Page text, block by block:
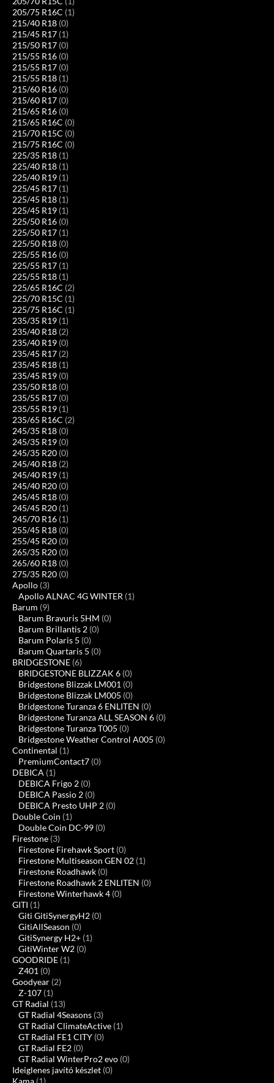
205/75 R16C (1)
215/40 R18 (0)
215/45 R17 (1)
215/50 R17 (0)
215/55 R16 (0)
215/55 R17 (0)
215/55 R18 (1)
215/60 R16 (0)
215/60 R17 (0)
215/65 R16 (0)
215/65 R16C (0)
215/70 R15C (0)
215/75 R16C (0)
225/35 R18 (1)
225/40 R18 (1)
225/40 R19 (1)
225/45 R17 (1)
225/45 R18 (1)
225/45 R19 (1)
225/50 R16 (0)
225/50 R17 (1)
225/50 R18 (0)
225/55 R16 (0)
225/55 R17 (1)
225/55 R18 (1)
225/65 R16C (2)
225/70 R15C (1)
225/75 R16C (1)
235/35 R19 (1)
235/40 R18 (2)
235/40 R19 (0)
235/45 R17 (2)
235/45 R18 (1)
235/45 R19 (0)
235/50 R18 (0)
235/55 R17 (0)
235/55 R19 (1)
235/65 R16C (2)
245/35 R18 (0)
245/35 R19 (0)
245/35 R20 (0)
245/40 R18 (2)
245/40 R19 (1)
245/40 R20 (0)
245/45 R18 (0)
245/45 R20 (1)
245/70 R16 (1)
255/45 R18 (0)
255/45 R20 (0)
265/35 R20 (0)
265/60 R18 (0)
275/35 R20 (0)
Apollo (3)
Apollo ALNAC 4G WINTER (1)
Barum (9)
Barum Bravuris 5HM (0)
Barum Brillantis 2 (0)
Barum Polaris 5 (0)
Barum Quartaris 5 (0)
BRIDGESTONE (6)
BRIDGESTONE BLIZZAK 6 (0)
Bridgestone Blizzak LM001 (0)
Bridgestone Blizzak LM005 (0)
Bridgestone Turanza 6 ENLITEN (0)
Bridgestone Turanza ALL SEASON 6 (0)
Bridgestone Turanza T005 (0)
Bridgestone Weather Control A005 (0)
Continental (1)
PremiumContact7 (0)
DEBICA (1)
DEBICA Frigo 2 (0)
DEBICA Passio 2 (0)
DEBICA Presto UHP 2 (0)
Double Coin (1)
Double Coin DC-99 (0)
Firestone (3)
Firestone Firehawk Sport (0)
Firestone Multiseason GEN 02 (1)
Firestone Roadhawk (0)
Firestone Roadhawk 2 ENLITEN (0)
Firestone Winterhawk 4 (0)
GITI (1)
Giti GitiSynergyH2 (0)
GitiAllSeason (0)
GitiSynergy H2+ (1)
GitiWinter W2 (0)
GOODRIDE (1)
Z401 (0)
Goodyear (2)
Z-107 (1)
GT Radial (13)
GT Radial 4Seasons (3)
GT Radial ClimateActive (1)
GT Radial FE1 CITY (0)
GT Radial FE2 (0)
GT Radial WinterPro2 evo (0)
Ideiglenes javító készlet (0)
Kama (1)